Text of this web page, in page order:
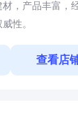
，产品丰富，
性。
查看店